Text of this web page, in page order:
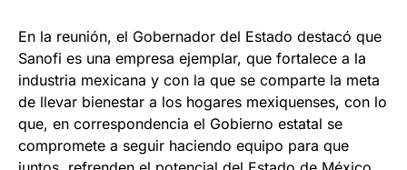
En la reunión, el Gobernador del Estado destacó que
Sanofi es una empresa ejemplar, que fortalece a la
industria mexicana y con la que se comparte la meta
de llevar bienestar a los hogares mexiquenses, con lo
que, en correspondencia el Gobierno estatal se
compromete a seguir haciendo equipo para que